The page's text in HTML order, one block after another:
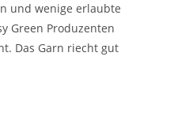
und wenige erlaubte
Green Produzenten
Das Garn riecht gut